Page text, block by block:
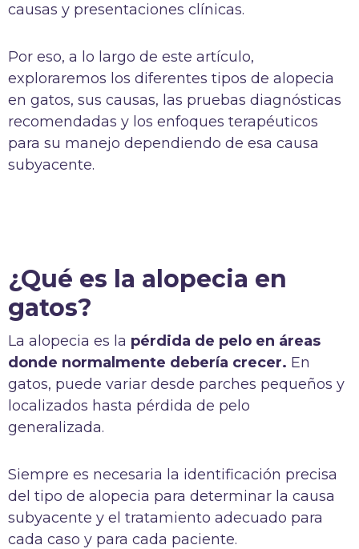
causas y presentaciones clínicas.
Por eso, a lo largo de este artículo,
exploraremos los diferentes tipos de alopecia
en gatos, sus causas, las pruebas diagnósticas
recomendadas y los enfoques terapéuticos
para su manejo dependiendo de esa causa
subyacente.
¿Qué es la alopecia en
gatos?
La alopecia es la pérdida de pelo en áreas
donde normalmente debería crecer. En
gatos, puede variar desde parches pequeños y
localizados hasta pérdida de pelo
generalizada.
Siempre es necesaria la identificación precisa
del tipo de alopecia para determinar la causa
subyacente y el tratamiento adecuado para
cada caso y para cada paciente.